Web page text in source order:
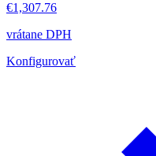
€1,307.76
vrátane DPH
Konfigurovať